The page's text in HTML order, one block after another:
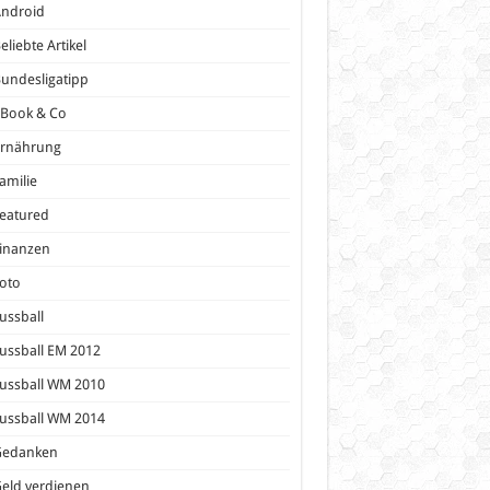
Artikel
& Co
EM 2012
WM 2010
WM 2014
verdienen